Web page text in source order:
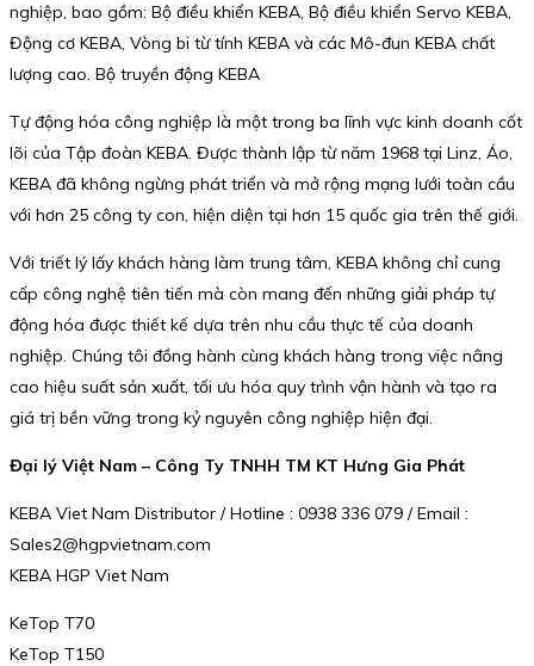
nghiệp, bao gồm: Bộ điều khiển KEBA, Bộ điều khiển Servo KEBA,
Động cơ KEBA, Vòng bi từ tính KEBA và các Mô-đun KEBA chất
lượng cao. Bộ truyền động KEBA
Tự động hóa công nghiệp là một trong ba lĩnh vực kinh doanh cốt
lõi của Tập đoàn KEBA. Được thành lập từ năm 1968 tại Linz, Áo,
KEBA đã không ngừng phát triển và mở rộng mạng lưới toàn cầu
với hơn 25 công ty con, hiện diện tại hơn 15 quốc gia trên thế giới.
Với triết lý lấy khách hàng làm trung tâm, KEBA không chỉ cung
cấp công nghệ tiên tiến mà còn mang đến những giải pháp tự
động hóa được thiết kế dựa trên nhu cầu thực tế của doanh
nghiệp. Chúng tôi đồng hành cùng khách hàng trong việc nâng
cao hiệu suất sản xuất, tối ưu hóa quy trình vận hành và tạo ra
giá trị bền vững trong kỷ nguyên công nghiệp hiện đại.
Đại lý Việt Nam – Công Ty TNHH TM KT Hưng Gia Phát
KEBA Viet Nam Distributor / Hotline : 0938 336 079 / Email :
Sales2@hgpvietnam.com
KEBA HGP Viet Nam
KeTop T70
KeTop T150